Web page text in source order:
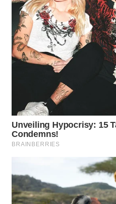
WN
SIMALUNGUN
LABUHANBATU
TENGAH
WN DELI
SERDANG
TEBING
TINGGI